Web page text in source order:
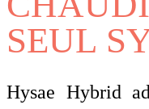
SEUL
Hysae Hybrid